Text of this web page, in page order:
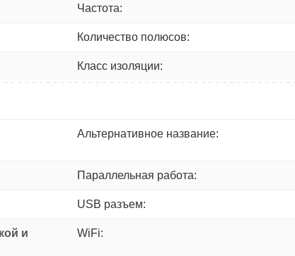
Частота:
Количество полюсов:
Класс изоляции:
Альтернативное название:
Параллельная работа:
USB разъем:
и
WiFi: